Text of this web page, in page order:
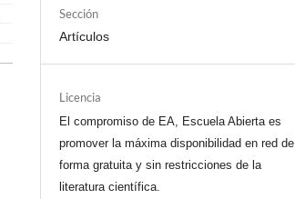
Sección
Artículos
Licencia
El compromiso de EA, Escuela Abierta es
promover la máxima disponibilidad en red de
forma gratuita y sin restricciones de la
literatura científica.